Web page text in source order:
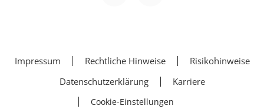
Impressum Rechtliche Hinweise
Risikohinweise
Datenschutzerklärung
Karriere
Cookie-Einstellungen